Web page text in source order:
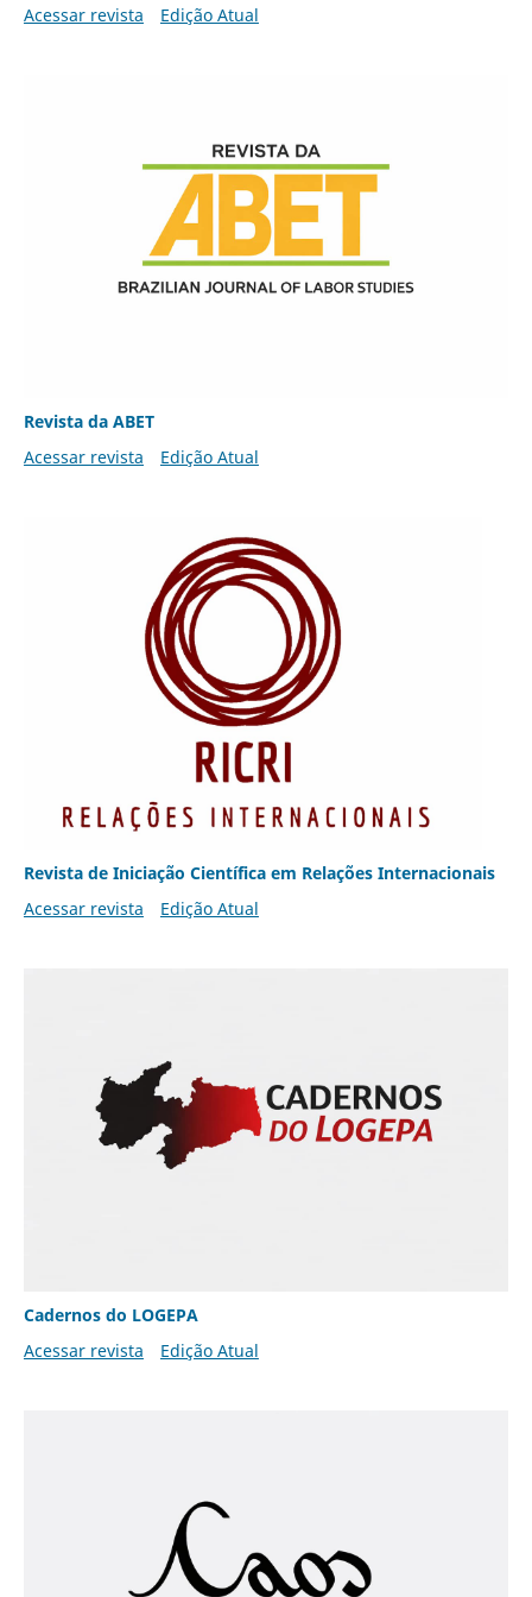
Acessar revista Edição Atual
Revista da ABET
Acessar revista
Edição Atual
Revista de Iniciação Científica em Relações Internacionais
Acessar revista
Edição Atual
Cadernos do LOGEPA
Acessar revista
Edição Atual